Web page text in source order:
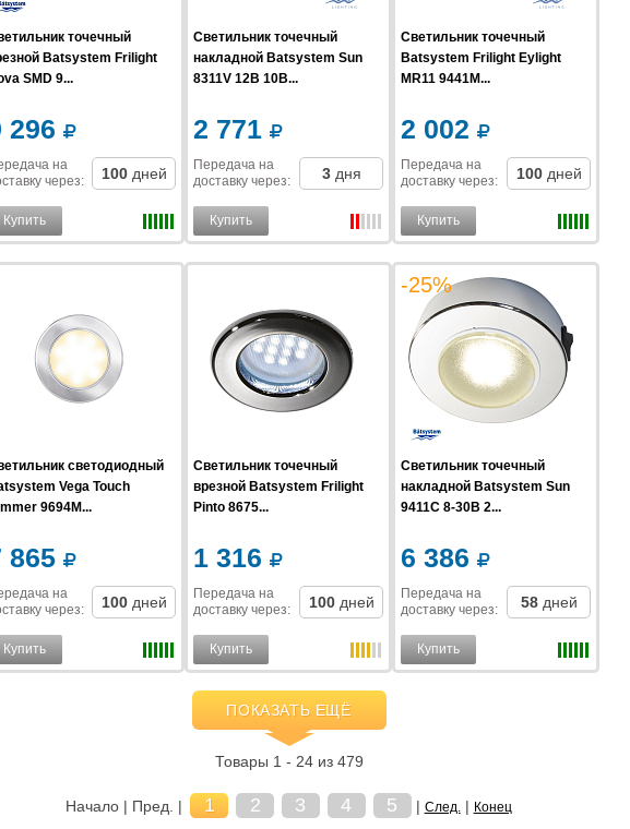
точечный
Batsystem Frilight
SMD 9...
296
на
через: 100 дней
Купить
Светильник точечный
накладной Batsystem Sun
8311V 12В 10В...
2 771
Передача на
доставку через: 3 дня
Купить
Светильник точечный
Batsystem Frilight Eylight
MR11 9441M...
2 002
Передача на
доставку через: 100 дней
Купить
светодиодный
Vega Touch
9694M...
865
на
через: 100 дней
Купить
Светильник точечный
врезной Batsystem Frilight
Pinto 8675...
1 316
Передача на
доставку через: 100 дней
Купить
-25%
Светильник точечный
накладной Batsystem Sun
9411C 8-30В 2...
6 386
Передача на
доставку через: 58 дней
Купить
ПОКАЗАТЬ ЕЩЁ
Товары 1 - 24 из 479
Начало | Пред. | 1 2 3 4 5 | След. | Конец